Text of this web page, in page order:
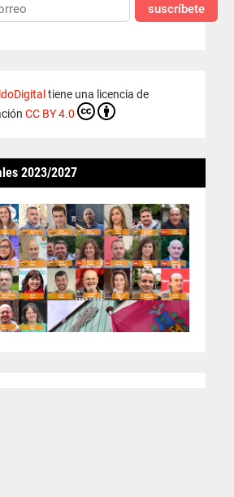
suscríbete
tiene una licencia de
CC BY 4.0
2023/2027